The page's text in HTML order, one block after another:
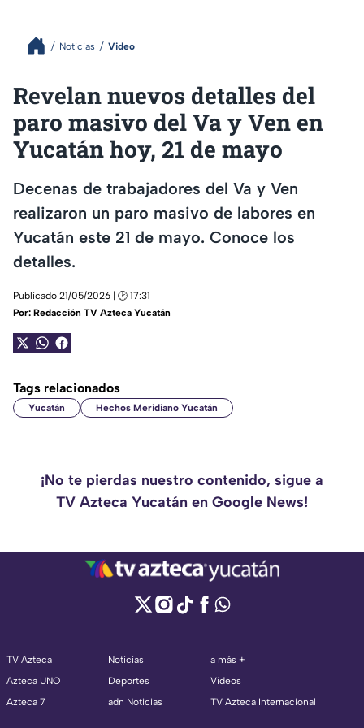
Noticias Video
Revelan nuevos detalles del
paro masivo del Va y Ven en
Yucatán hoy, 21 de mayo
Decenas de trabajadores del Va y Ven
realizaron un paro masivo de labores en
Yucatán este 21 de mayo. Conoce los
detalles.
Publicado 21/05/2026 | 🕑 17:31
Por: Redacción TV Azteca Yucatán
Tags relacionados
Yucatán Hechos Meridiano Yucatán
¡No te pierdas nuestro contenido, sigue a
TV Azteca Yucatán en Google News!
TV Azteca
Azteca UNO
Azteca 7
Noticias
Deportes
adn Noticias
a más +
Videos
TV Azteca Internacional